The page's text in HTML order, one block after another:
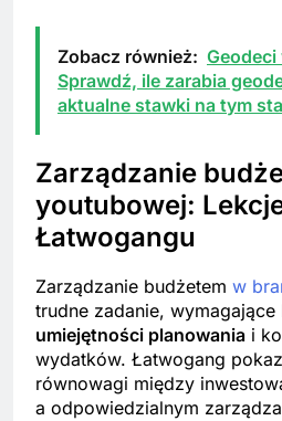
Zobacz również: Geodeci
Sprawdź, ile zarabia
aktualne stawki na tym
Zarządzanie
youtubowej:
Łatwogangu
Zarządzanie budżetem w
trudne zadanie, wymagające
umiejętności planowania i
wydatków. Łatwogang
równowagi między
a odpowiedzialnym